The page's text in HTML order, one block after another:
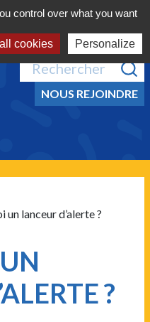
MENU
Recherche pour :
NOUS REJOINDRE
un lanceur d’alerte ?
?
control over what you want
cookies Personalize